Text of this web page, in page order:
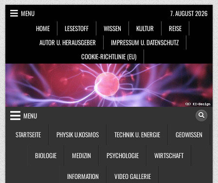
Skip
to
content
MENU
HOME
LESESTOFF WISSEN KULTUR
REISE
AUTOR U. HERAUSGEBER
IMPRESSUM U. DATENSCHUTZ
COOKIE-RICHTLINIE (EU)
7. AUGUST 2026
MENU
STARTSEITE
PHYSIK U.KOSMOS TECHNIK U. ENERGIE GEOWISSEN
BIOLOGIE MEDIZIN PSYCHOLOGIE WIRTSCHAFT
INFORMATION VIDEO GALLERIE